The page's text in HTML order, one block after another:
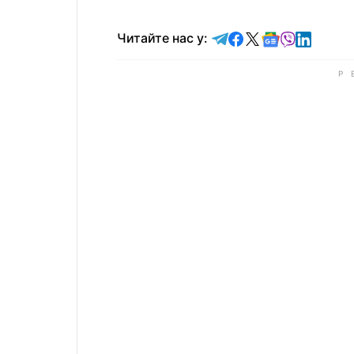
Читайте нас у: Читайте у Telegram
Читайте у
Читайте у X
Читайте у
Читайте